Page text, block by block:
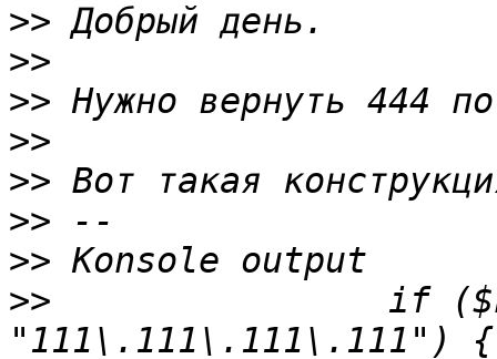
>>
>>
>>
>>
>>
>>
>>
>>
if